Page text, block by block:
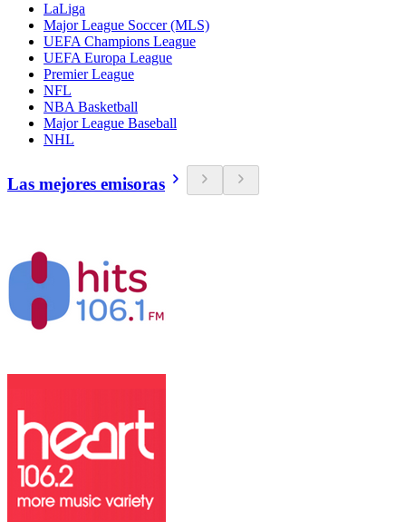
LaLiga
Major League Soccer (MLS)
UEFA Champions League
UEFA Europa League
Premier League
NFL
NBA Basketball
Major League Baseball
NHL
Las mejores emisoras